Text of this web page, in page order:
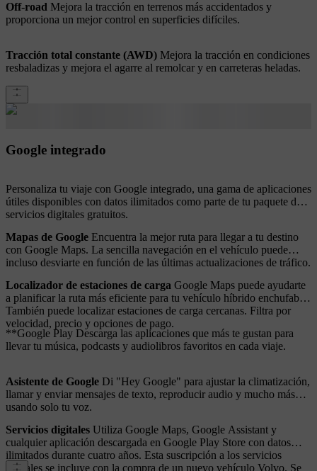
Off-road
proporciona un mejor control en superficies difíciles.
Tracción total constante (AWD)
resbaladizas y mejora el agarre al remolcar y en carreteras heladas.
Google integrado
Personaliza tu viaje con Google integrado, una gama de aplicaciones
útiles disponibles con datos ilimitados como parte de tu paquete de
servicios digitales gratuitos.
Mapas de Google
con Google Maps. La sencilla navegación en el vehículo puede
incluso desviarte en función de las últimas actualizaciones de tráfico.
Localizador de estaciones de carga
a planificar la ruta más eficiente para tu vehículo híbrido enchufable.
También puede localizar estaciones de carga cercanas. Filtra por
velocidad, precio y opciones de pago.
**Google Play Descarga las aplicaciones que más te gustan para
llevar tu música, podcasts y audiolibros favoritos en cada viaje.
Asistente de Google
llamar y enviar mensajes de texto, reproducir audio y mucho más
usando solo tu voz.
Servicios digitales
cualquier aplicación descargada en Google Play Store con datos
ilimitados durante cuatro años. Esta suscripción a los servicios
digitales se incluye con la compra de un nuevo vehículo Volvo. Se